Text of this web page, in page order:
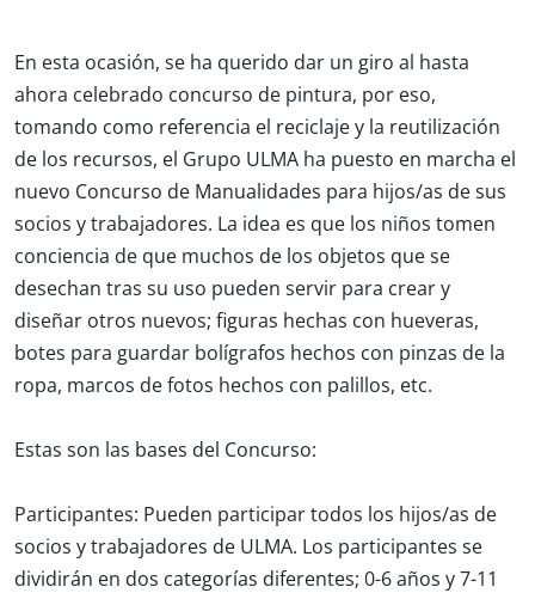
En esta ocasión, se ha querido dar un giro al hasta
ahora celebrado concurso de pintura, por eso,
tomando como referencia el reciclaje y la reutilización
de los recursos, el Grupo ULMA ha puesto en marcha el
nuevo Concurso de Manualidades para hijos/as de sus
socios y trabajadores. La idea es que los niños tomen
conciencia de que muchos de los objetos que se
desechan tras su uso pueden servir para crear y
diseñar otros nuevos; figuras hechas con hueveras,
botes para guardar bolígrafos hechos con pinzas de la
ropa, marcos de fotos hechos con palillos, etc.
Estas son las bases del Concurso:
Participantes: Pueden participar todos los hijos/as de
socios y trabajadores de ULMA. Los participantes se
dividirán en dos categorías diferentes; 0-6 años y 7-11